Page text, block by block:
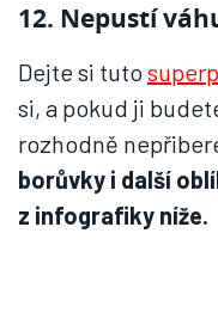
12. Nepustí
Dejte si tuto
si, a pokud ji
rozhodně
borůvky i další
z infografiky níže.